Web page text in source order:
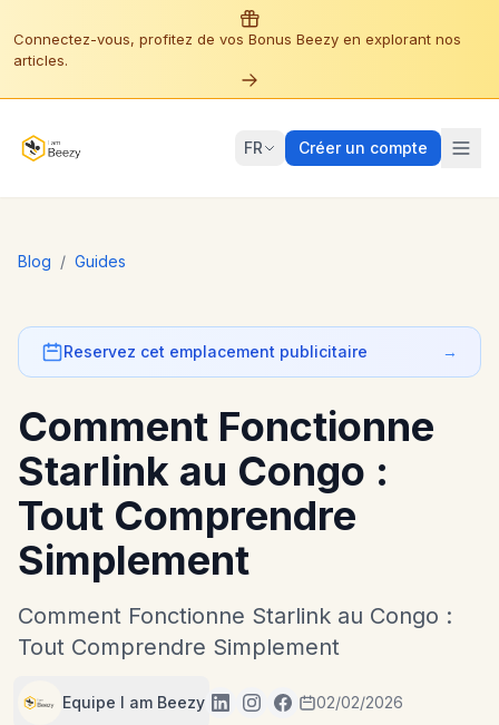
Connectez-vous, profitez de vos Bonus Beezy en explorant nos
articles.
FR Créer un compte
Blog / Guides
Reservez cet emplacement publicitaire →
Comment Fonctionne
Starlink au Congo :
Tout Comprendre
Simplement
Comment Fonctionne Starlink au Congo :
Tout Comprendre Simplement
Equipe I am Beezy
02/02/2026